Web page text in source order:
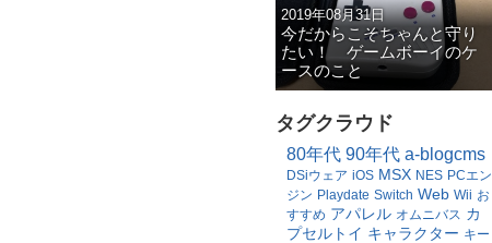
2019年08月31日
今だからこそちゃんと守り
たい！ ゲームボーイのケ
ースのこと
タグクラウド
80年代 90年代 a-blogcms
DSiウェア iOS MSX NES PCエン
ジン Playdate Switch Web Wii お
すすめ アパレル オムニバス カ
プセルトイ キャラクター キー